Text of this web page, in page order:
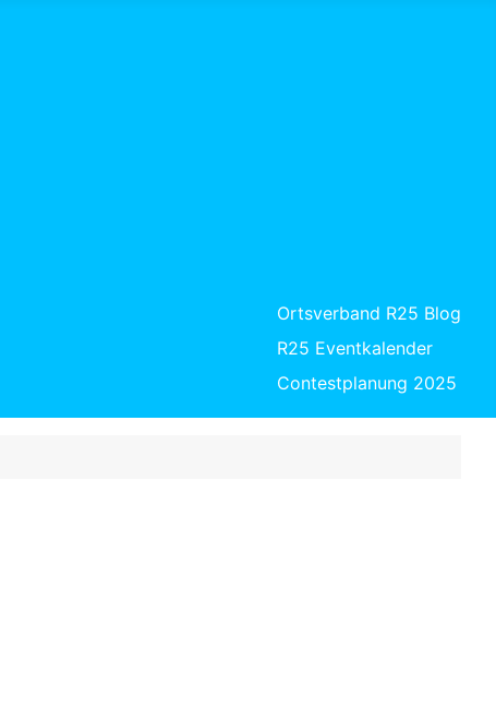
Ortsverband R25 Blog
R25 Eventkalender
Contestplanung 2025